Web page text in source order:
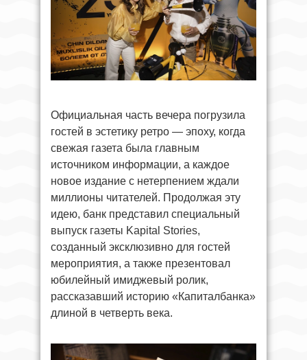
Официальная часть вечера погрузила
гостей в эстетику ретро — эпоху, когда
свежая газета была главным
источником информации, а каждое
новое издание с нетерпением ждали
миллионы читателей. Продолжая эту
идею, банк представил специальный
выпуск газеты Kapital Stories,
созданный эксклюзивно для гостей
мероприятия, а также презентовал
юбилейный имиджевый ролик,
рассказавший историю «Капиталбанка»
длиной в четверть века.